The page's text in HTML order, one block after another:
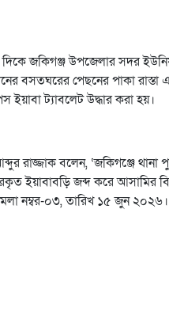
জকিগঞ্জ উপজেলার সদর
বসতঘরের পেছনের পাকা
ট্যাবলেট উদ্ধার করা হয়।
রাজ্জাক বলেন, ‘জকিগঞ্জে
ইয়াবাবড়ি জব্দ করে আসামির
নম্বর-০৩, তারিখ ১৫ জুন